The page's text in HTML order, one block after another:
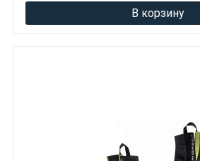
В корзину